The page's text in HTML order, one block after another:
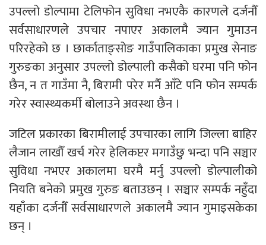
उपल्लो डोल्पामा टेलिफोन सुविधा नभएकै कारणले दर्जनौँ
सर्वसाधारणले उपचार नपाएर अकालमै ज्यान गुमाउन
परिरहेको छ । छार्काताङ्सोङ गाउँपालिकाका प्रमुख सेनाङ
गुरुङका अनुसार उपल्लो डोल्पाली कसैको घरमा पनि फोन
छैन, न त गाउँमा नै, बिरामी परेर मर्नै आँटे पनि फोन सम्पर्क
गरेर स्वास्थ्यकर्मी बोलाउने अवस्था छैन ।
जटिल प्रकारका बिरामीलाई उपचारका लागि जिल्ला बाहिर
लैजान लाखौँ खर्च गरेर हेलिकप्टर मगाउँछु भन्दा पनि सञ्चार
सुविधा नभएर अकालमा घरमै मर्नु उपल्लो डोल्पालीको
नियति बनेको प्रमुख गुरुङ बताउछन् । सञ्चार सम्पर्क नहुँदा
यहाँका दर्जनौँ सर्वसाधारणले अकालमै ज्यान गुमाइसकेका
छन् ।